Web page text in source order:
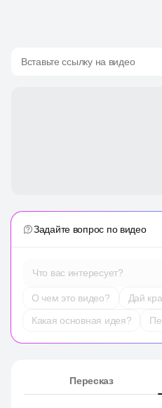
Вставьте ссылку на видео
Задайте вопрос по видео
Что вас интересует?
О чем это видео?
Дай
Какая основная идея?
Пересказ